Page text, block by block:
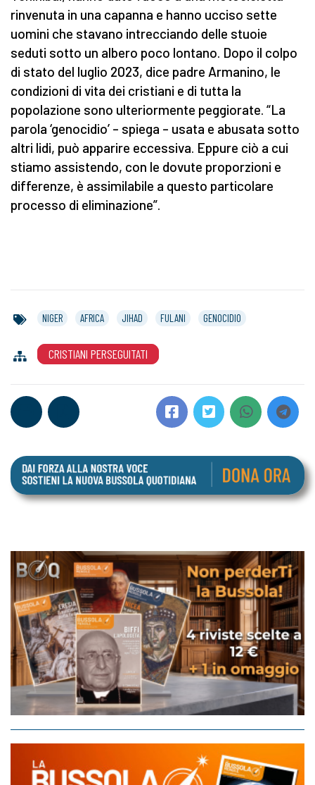
rinvenuta in una capanna e hanno ucciso sette
uomini che stavano intrecciando delle stuoie
seduti sotto un albero poco lontano. Dopo il colpo
di stato del luglio 2023, dice padre Armanino, le
condizioni di vita dei cristiani e di tutta la
popolazione sono ulteriormente peggiorate. “La
parola ‘genocidio’ – spiega – usata e abusata sotto
altri lidi, può apparire eccessiva. Eppure ciò a cui
stiamo assistendo, con le dovute proporzioni e
differenze, è assimilabile a questo particolare
processo di eliminazione”.
NIGER AFRICA JIHAD FULANI GENOCIDIO
CRISTIANI PERSEGUITATI